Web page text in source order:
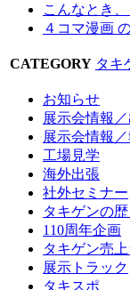
こんなとき
４コマ漫画
CATEGORY タキ
お知らせ
展示会情報
展示会情報
工場見学
海外出張
社外セミナー
タキゲンの歴
110周年企画
タキゲン売
展示トラック
タキスポ